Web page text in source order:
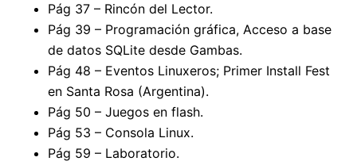
Pág 37 – Rincón del Lector.
Pág 39 – Programación gráfica, Acceso a base
de datos SQLite desde Gambas.
Pág 48 – Eventos Linuxeros; Primer Install Fest
en Santa Rosa (Argentina).
Pág 50 – Juegos en flash.
Pág 53 – Consola Linux.
Pág 59 – Laboratorio.